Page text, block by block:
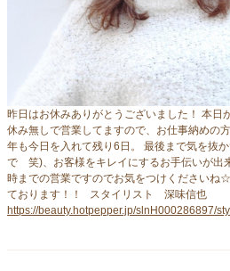
昨日はお休みありがとうございました！ 本日
休み無しで営業してますので、お仕事納めの
年も今日を入れて残り6日。 最後まで気を抜
で 笑)、お客様をキレイにするお手伝いが出
時までの営業ですのでお気をつけくださいね
ております！！ スタイリスト 深味信也
https://beauty.hotpepper.jp/slnH000286897/